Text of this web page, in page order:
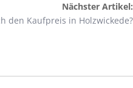
Nächster Artikel:
den Kaufpreis in Holzwickede?